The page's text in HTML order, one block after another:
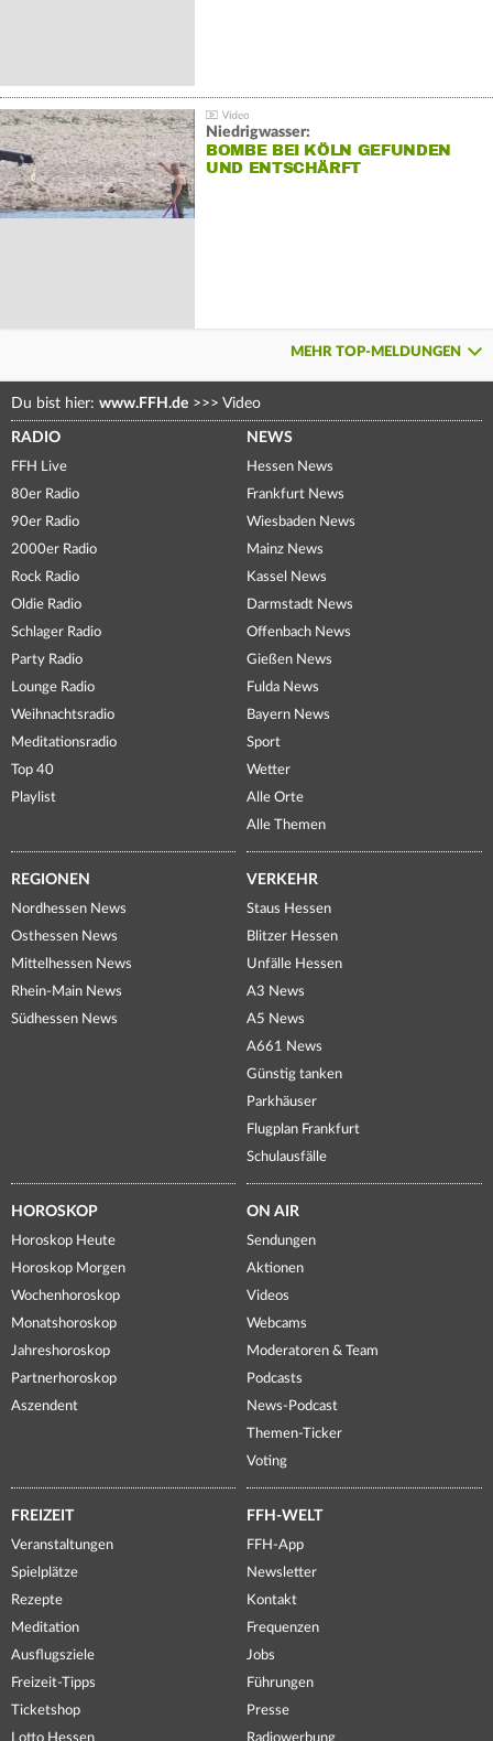
Niedrigwasser:
BOMBE BEI KÖLN GEFUNDEN
UND ENTSCHÄRFT
MEHR TOP-MELDUNGEN
Du bist hier: www.FFH.de >>> Video
RADIO
FFH Live
80er Radio
90er Radio
2000er Radio
Rock Radio
Oldie Radio
Schlager Radio
Party Radio
Lounge Radio
Weihnachtsradio
Meditationsradio
Top 40
Playlist
NEWS
Hessen News
Frankfurt News
Wiesbaden News
Mainz News
Kassel News
Darmstadt News
Offenbach News
Gießen News
Fulda News
Bayern News
Sport
Wetter
Alle Orte
Alle Themen
REGIONEN
Nordhessen News
Osthessen News
Mittelhessen News
Rhein-Main News
Südhessen News
VERKEHR
Staus Hessen
Blitzer Hessen
Unfälle Hessen
A3 News
A5 News
A661 News
Günstig tanken
Parkhäuser
Flugplan Frankfurt
Schulausfälle
HOROSKOP
Horoskop Heute
Horoskop Morgen
Wochenhoroskop
Monatshoroskop
Jahreshoroskop
Partnerhoroskop
Aszendent
ON AIR
Sendungen
Aktionen
Videos
Webcams
Moderatoren & Team
Podcasts
News-Podcast
Themen-Ticker
Voting
FREIZEIT
Veranstaltungen
Spielplätze
Rezepte
Meditation
Ausflugsziele
Freizeit-Tipps
Ticketshop
Lotto Hessen
FFH-WELT
FFH-App
Newsletter
Kontakt
Frequenzen
Jobs
Führungen
Presse
Radiowerbung